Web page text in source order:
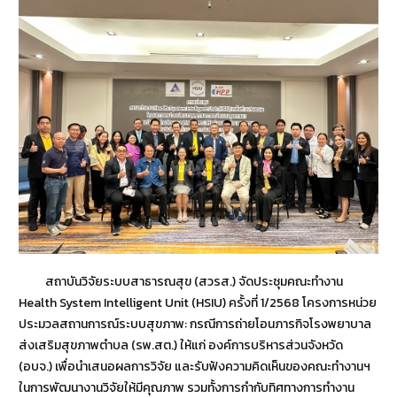
สถาบันวิจัยระบบสาธารณสุข (สวรส.) จัดประชุมคณะทำงาน
Health System Intelligent Unit (HSIU) ครั้งที่ 1/2568 โครงการหน่วย
ประมวลสถานการณ์ระบบสุขภาพ: กรณีการถ่ายโอนภารกิจโรงพยาบาล
ส่งเสริมสุขภาพตำบล (รพ.สต.) ให้แก่ องค์การบริหารส่วนจังหวัด
(อบจ.) เพื่อนำเสนอผลการวิจัย และรับฟังความคิดเห็นของคณะทำงานฯ
ในการพัฒนางานวิจัยให้มีคุณภาพ รวมทั้งการกำกับทิศทางการทำงาน